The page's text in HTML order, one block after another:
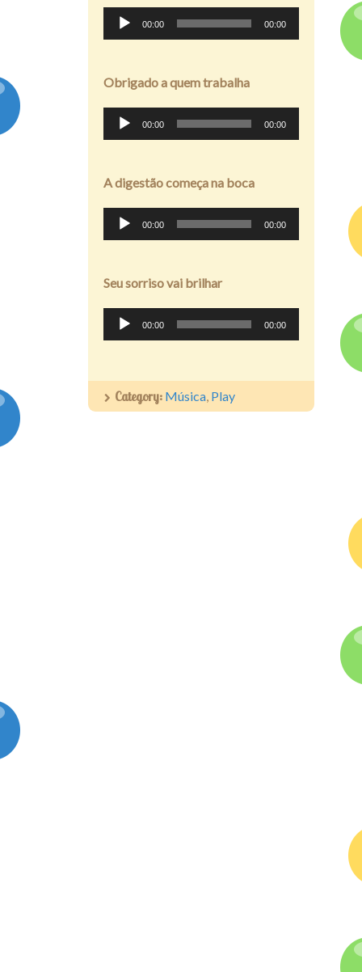
Tocador
00:00 00:00
Obrigado a quem trabalha
Tocador
00:00 00:00
A digestão começa na boca
Tocador
00:00 00:00
Seu sorriso vai brilhar
Tocador
00:00 00:00
Category: Música, Play